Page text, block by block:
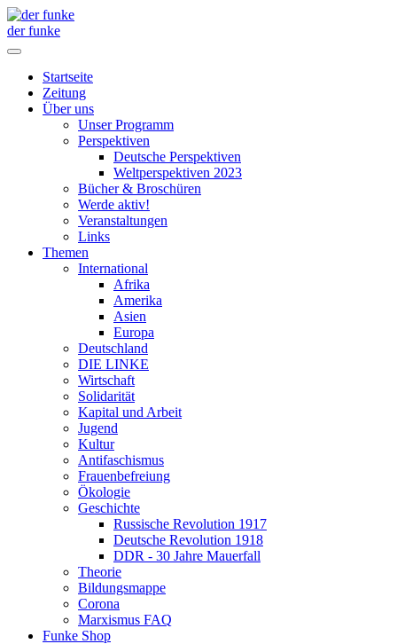
der funke
Startseite
Zeitung
Über uns
Unser Programm
Perspektiven
Deutsche Perspektiven
Weltperspektiven 2023
Bücher & Broschüren
Werde aktiv!
Veranstaltungen
Links
Themen
International
Afrika
Amerika
Asien
Europa
Deutschland
DIE LINKE
Wirtschaft
Solidarität
Kapital und Arbeit
Jugend
Kultur
Antifaschismus
Frauenbefreiung
Ökologie
Geschichte
Russische Revolution 1917
Deutsche Revolution 1918
DDR - 30 Jahre Mauerfall
Theorie
Bildungsmappe
Corona
Marxismus FAQ
Funke Shop